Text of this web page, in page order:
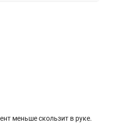
меньше скользит в руке.